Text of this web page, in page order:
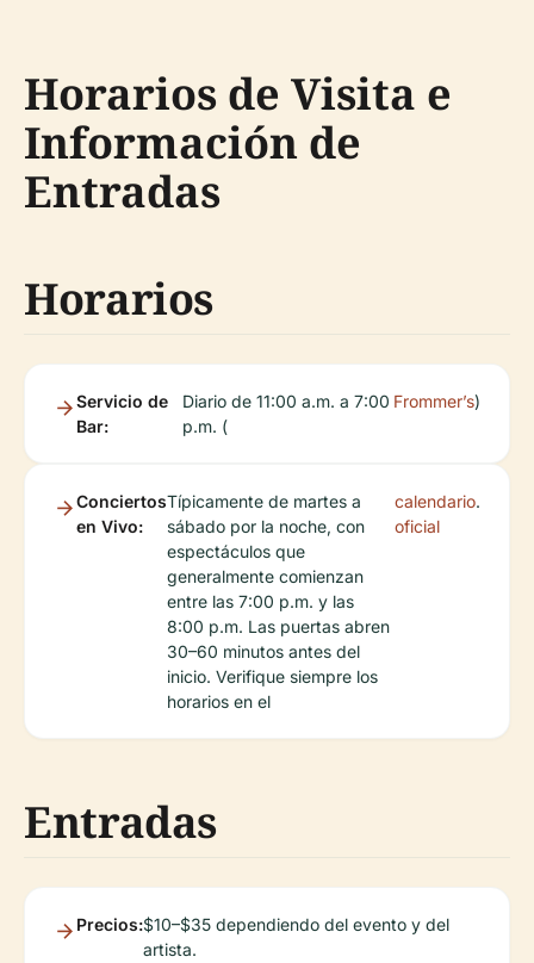
Horarios de Visita e
Información de
Entradas
Horarios
Servicio de
Bar:
Diario de 11:00 a.m. a 7:00
p.m. (
Frommer’s)
Conciertos
en Vivo:
Típicamente de martes a
sábado por la noche, con
espectáculos que
generalmente comienzan
entre las 7:00 p.m. y las
8:00 p.m. Las puertas abren
30–60 minutos antes del
inicio. Verifique siempre los
horarios en el
calendario
oficial
.
Entradas
Precios:$10–$35 dependiendo del evento y del
artista.